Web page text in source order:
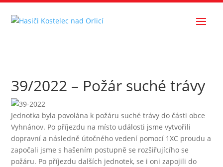
39/2022 – Požár suché trávy
Jednotka byla povolána k požáru suché trávy do části obce
Vyhnánov. Po příjezdu na místo události jsme vytvořili
dopravní a následně útočného vedení pomocí 1XC proudu a
započali jsme s hašením postupně se rozšiřujícího se
požáru. Po příjezdu dalších jednotek, se i oni zapojili do